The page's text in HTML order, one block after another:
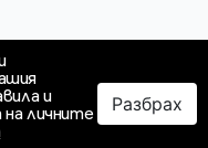
и
личните
Разбрах